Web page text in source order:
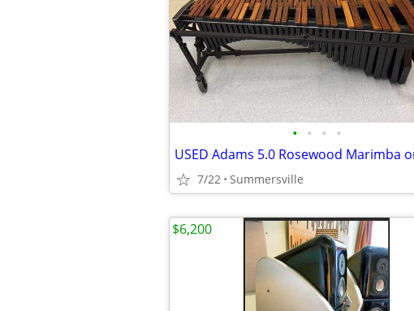
• • • •
7/22 Summersville
$6,200